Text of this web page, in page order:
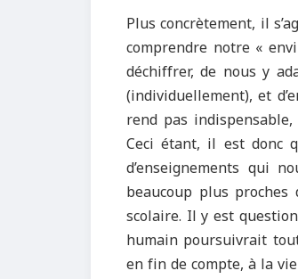
Plus concrètement, il
comprendre notre «
déchiffrer, de nous y
(individuellement), et
rend pas
Ceci étant, il est donc
d’enseignements qui
beaucoup plus
scolaire. Il y est
humain poursuivrait
en fin de compte, à la